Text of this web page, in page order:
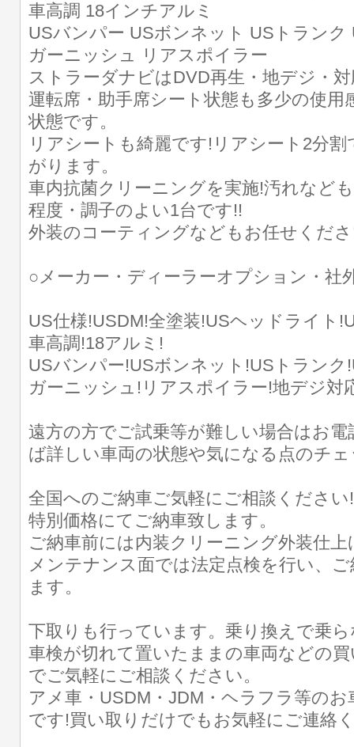
車高調 18インチアルミ
USバンパー USボンネット USトラン
ガーニッシュ リアスポイラー
ストラーダナビはDVD再生・地デジ・
運転席・助手席シート状態も多少の使
状態です。
リアシートも綺麗です!リアシート2分
がります。
車内抗菌クリーニングを実施!汚れなど
程度・調子のよい1台です!!
外装のコーティングなどもお任せくだ
○メーカー・ディーラーオプション・社
US仕様!USDM!全塗装!USヘッドライト
車高調!18アルミ!
USバンパー!USボンネット!USトラン
ガーニッシュ!リアスポイラー!地デジ対
遠方の方でご試乗等が難しい場合はお
ば詳しい車両の状態や気になる点のチ
全国へのご納車ご気軽にご相談くださ
特別価格にてご納車致します。
ご納車前には内装クリーニング外装仕上
メンテナンス面では法定点検を行い、
ます。
下取りも行っています。乗り換えで乗
車検が切れて置いたままの車両などの
でご気軽にご相談ください。
アメ車・USDM・JDM・ヘラフラ等の
です!買い取りだけでもお気軽にご連絡